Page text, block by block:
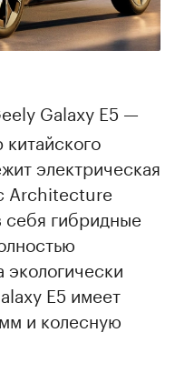
Galaxy E5 —
электрическая
Architecture
себя гибридные
экологически
E5 имеет
и колесную